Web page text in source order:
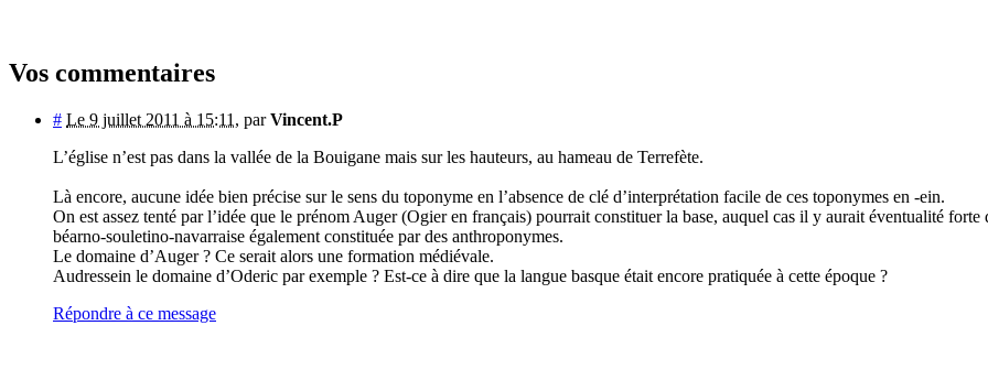
Vos commentaires
# Le 9 juillet 2011 à 15:11 , parVincent.P
L’église n’est pas dans la vallée de la Bouigane mais sur les hauteurs, au hameau de Terrefète.
Là encore, aucune idée bien précise sur le sens du toponyme en l’absence de clé d’interprétation facile de ces toponymes en -ein.
On est assez tenté par l’idée que le prénom Auger (Ogier en français) pourrait constituer la base, auquel cas il y aurait éventualité
béarno-souletino-navarraise également constituée par des anthroponymes.
Le domaine d’Auger ? Ce serait alors une formation médiévale.
Audressein le domaine d’Oderic par exemple ? Est-ce à dire que la langue basque était encore pratiquée à cette époque ?
Répondre à ce message